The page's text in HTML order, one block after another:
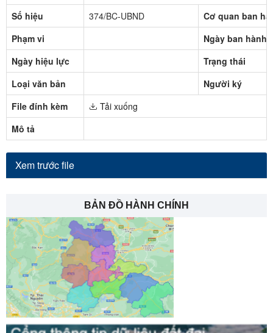
Số hiệu
374/BC-UBND
Cơ quan ban
Phạm vi
Ngày ban hành
Ngày hiệu lực
Trạng thái
Loại văn bản
Người ký
File đính kèm
Tải xuống
Mô tả
Xem trước file
BẢN ĐỒ HÀNH CHÍNH